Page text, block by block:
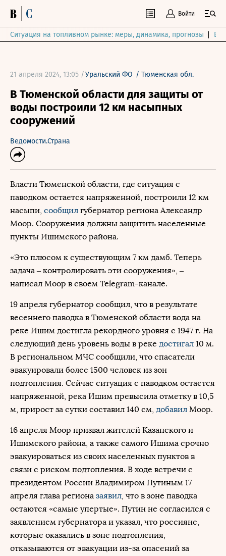
Войти
Ситуация на топливном рынке: меры, динамика, прогнозы
21 апреля 2024, 13:05 /Уральский ФО / Тюменская обл.
В Тюменской области для защиты от
воды построили 12 км насыпных
сооружений
Ведомости.Страна
Власти Тюменской области, где ситуация с
паводком остается напряженной, построили 12 км
насыпи, сообщил губернатор региона Александр
Моор. Сооружения должны защитить населенные
пункты Ишимского района.
«Это плюсом к существующим 7 км дамб. Теперь
задача – контролировать эти сооружения», –
написал Моор в своем Telegram-канале.
19 апреля губернатор сообщил, что в результате
весеннего паводка в Тюменской области вода на
реке Ишим достигла рекордного уровня с 1947 г. На
следующий день уровень воды в реке достигал 10 м.
В региональном МЧС сообщили, что спасатели
эвакуировали более 1500 человек из зон
подтопления. Сейчас ситуация с паводком остается
напряженной, река Ишим превысила отметку в 10,5
м, прирост за сутки составил 140 см, добавил Моор.
16 апреля Моор призвал жителей Казанского и
Ишимского района, а также самого Ишима срочно
эвакуироваться из своих населенных пунктов в
связи с риском подтопления. В ходе встречи с
президентом России Владимиром Путиным 17
апреля глава региона заявил, что в зоне паводка
остаются «самые упертые». Путин не согласился с
заявлением губернатора и указал, что россияне,
которые оказались в зоне подтопления,
отказываются от эвакуации из-за опасений за